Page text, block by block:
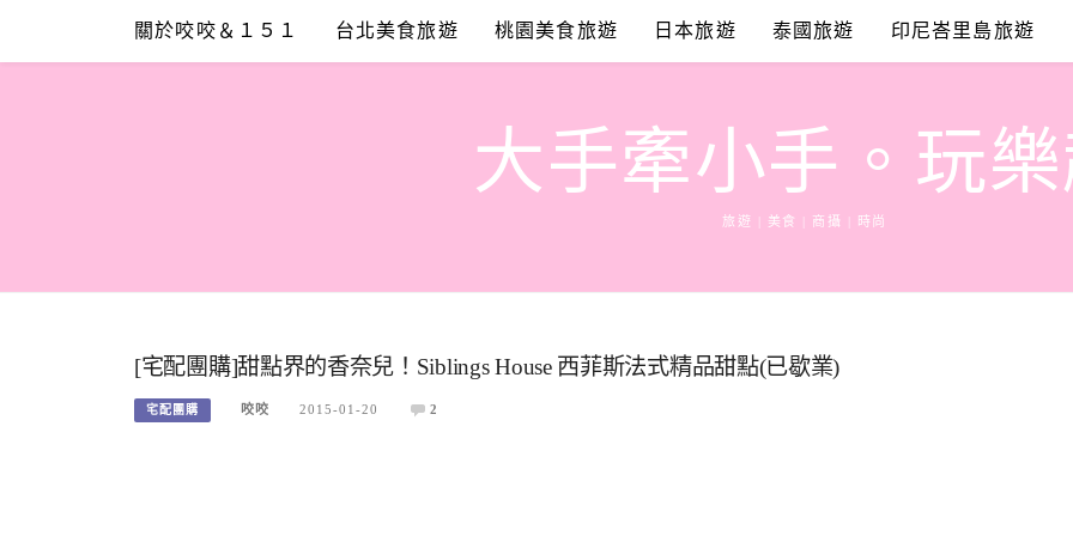
content
關於咬咬＆１５１ 台北美食旅遊 桃園美食旅遊 日本旅遊 泰國旅遊 印尼峇里島旅遊
大手牽小手。玩
旅遊 | 美食 | 商攝 | 時尚
[宅配團購]甜點界的香奈兒！Siblings House 西菲斯法式精品甜點(已歇業)
宅配團購 咬咬 2015-01-20 2